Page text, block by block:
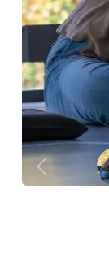
Précédent